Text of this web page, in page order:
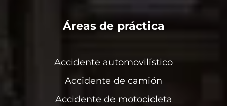
Áreas de práctica
Accidente automovilístico
Accidente de camión
Accidente de motocicleta